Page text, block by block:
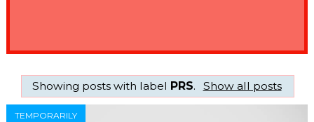
Showing posts with label PRS. Show all posts
TEMPORARILY